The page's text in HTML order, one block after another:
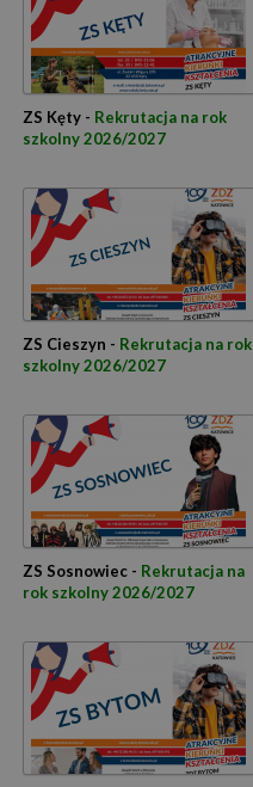
ZS Kęty - Rekrutacja na rok
szkolny 2026/2027
ZS Cieszyn - Rekrutacja na rok
szkolny 2026/2027
ZS Sosnowiec - Rekrutacja na
rok szkolny 2026/2027